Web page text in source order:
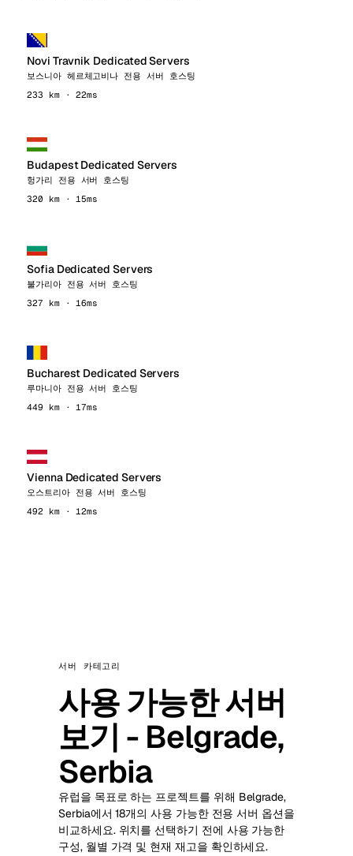
Novi Travnik Dedicated Servers
보스니아 헤르체고비나 전용 서버 호스팅
233 km · 22ms
Budapest Dedicated Servers
헝가리 전용 서버 호스팅
320 km · 15ms
Sofia Dedicated Servers
불가리아 전용 서버 호스팅
327 km · 16ms
Bucharest Dedicated Servers
루마니아 전용 서버 호스팅
449 km · 17ms
Vienna Dedicated Servers
오스트리아 전용 서버 호스팅
492 km · 12ms
서버 카테고리
사용 가능한 서버
보기 - Belgrade,
Serbia
유럽을 목표로 하는 프로젝트를 위해 Belgrade,
Serbia에서 18개의 사용 가능한 전용 서버 옵션을
비교하세요. 위치를 선택하기 전에 사용 가능한
구성, 월별 가격 및 현재 재고을 확인하세요.